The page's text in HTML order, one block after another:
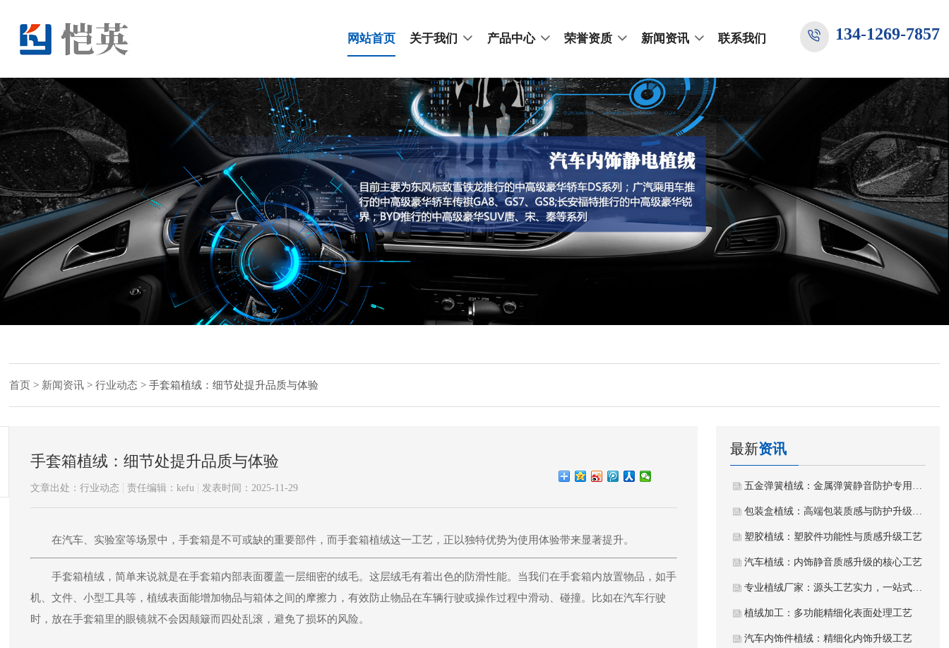
网站首页 关于我们 产品中心 荣誉资质 新闻资讯 联系我们 134-1269-7857
首页 > 新闻资讯 >行业动态 >手套箱植绒：细节处提升品质与体验
手套箱植绒：细节处提升品质与体验
文章出处：行业动态 责任编辑：kefu 发表时间：2025-11-29
在汽车、实验室等场景中，手套箱是不可或缺的重要部件，而手套箱植绒这一工艺，正以独特优势为使用体验带来显著提升。
手套箱植绒，简单来说就是在手套箱内部表面覆盖一层细密的绒毛。这层绒毛有着出色的防滑性能。当我们在手套箱内放置物品，如手
机、文件、小型工具等，植绒表面能增加物品与箱体之间的摩擦力，有效防止物品在车辆行驶或操作过程中滑动、碰撞。比如在汽车行驶
时，放在手套箱里的眼镜就不会因颠簸而四处乱滚，避免了损坏的风险。
最新资讯
五金弹簧植绒：金属弹簧静音防护专用植绒工艺
包装盒植绒：高端包装质感与防护升级工艺
塑胶植绒：塑胶件功能性与质感升级工艺
汽车植绒：内饰静音质感升级的核心工艺
专业植绒厂家：源头工艺实力，一站式植绒加工服务
植绒加工：多功能精细化表面处理工艺
汽车内饰件植绒：精细化内饰升级工艺